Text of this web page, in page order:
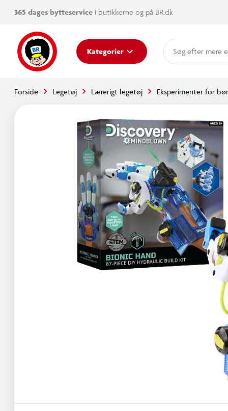
365 dages bytteservice i butikkerne og på BR.dk
Kategorier mere
Forside Legetøj Lærerigt legetøj Eksperimenter for